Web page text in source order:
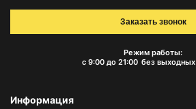
Режим работы:
с 9:00 до 21:00 без выходных
Заказать звонок
Информация